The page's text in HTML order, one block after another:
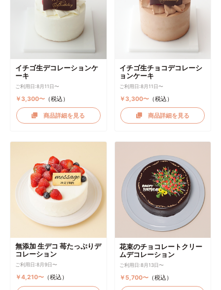
イチゴ生デコレーションケ
ーキ
ご利用日:8月11日〜
￥3,300〜（税込）
商品詳細を見る
イチゴ生チョコデコレーシ
ョンケーキ
ご利用日:8月11日〜
￥3,300〜 （税込）
商品詳細を見る
無添加 生デコ 苺たっぷりデ
コレーション
ご利用日:8月9日〜
￥4,210〜（税込）
花束のチョコレートクリー
ムデコレーション
ご利用日:8月13日〜
￥5,700〜 （税込）